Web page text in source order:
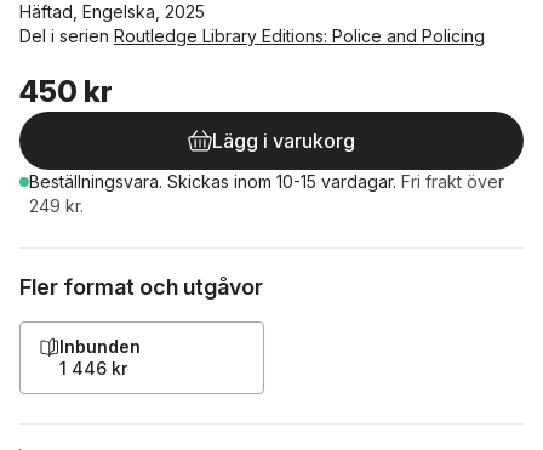
Häftad, Engelska, 2025
Del i serien Routledge Library Editions: Police and Policing
450 kr
Lägg i varukorg
Beställningsvara. Skickas inom 10-15 vardagar. Fri frakt över
249 kr.
Fler format och utgåvor
Inbunden
1 446 kr